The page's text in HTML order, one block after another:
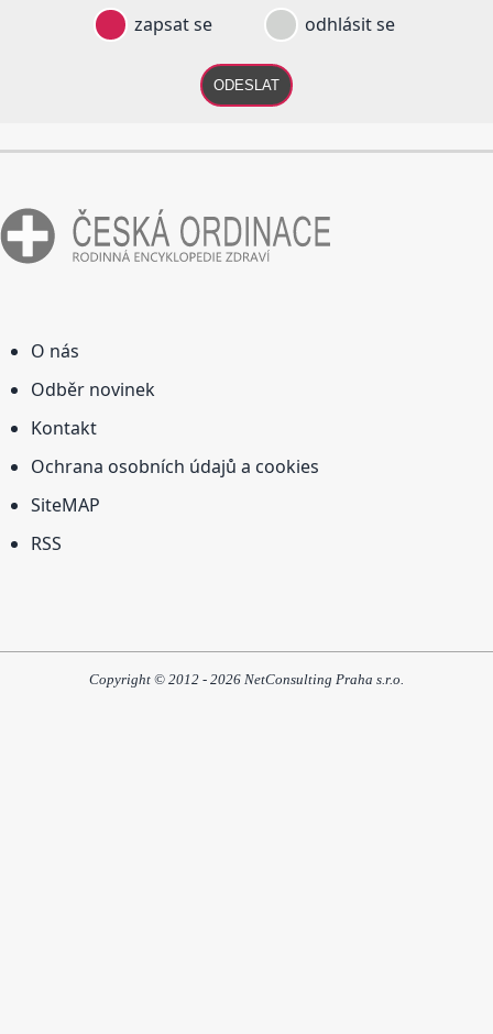
zapsat se odhlásit se
ODESLAT
O nás
Odběr novinek
Kontakt
Ochrana osobních údajů a cookies
SiteMAP
RSS
Copyright © 2012 - 2026 NetConsulting Praha s.r.o.